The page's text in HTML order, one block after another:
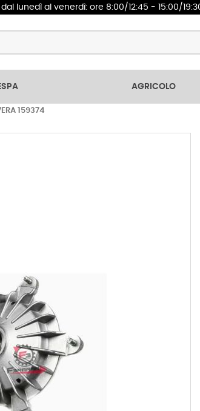
dal lunedì al venerdì: ore 8:00/12:45 - 15:00/
AGRICOLO
159374